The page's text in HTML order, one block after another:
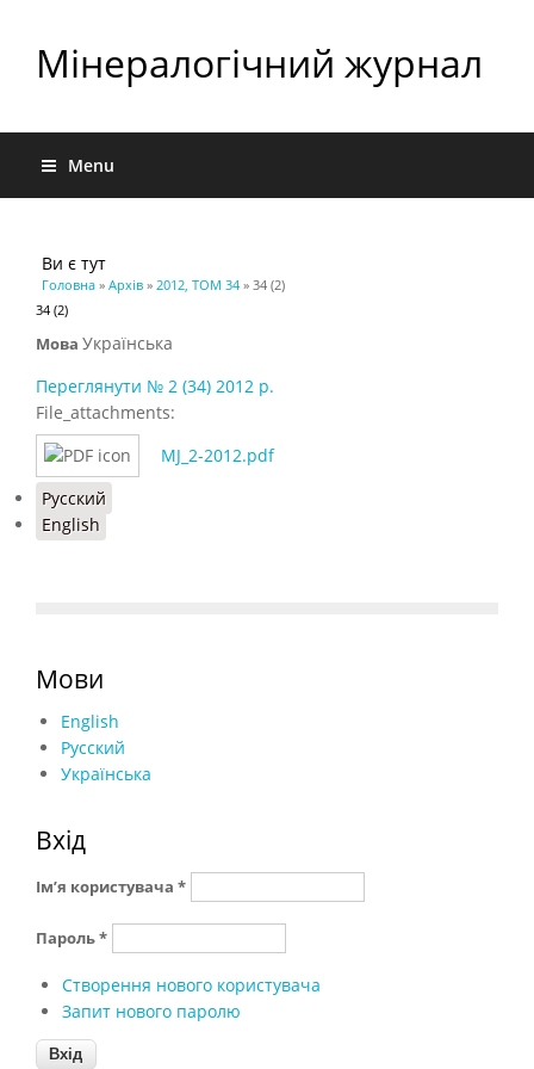
Мінералогічний журнал
Menu
Ви є тут
Головна » Архів » 2012, ТОМ 34 » 34 (2)
34 (2)
Мова Українська
Переглянути № 2 (34) 2012 р.
File_attachments:
MJ_2-2012.pdf
Русский
English
Мови
English
Русский
Українська
Вхід
Ім’я користувача *
Пароль*
Створення нового користувача
Запит нового паролю